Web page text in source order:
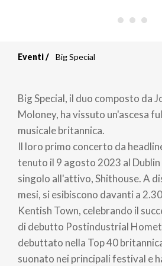
di
pane
Eventi Big Special
Big Special, il duo composto da
Moloney, ha vissuto un'ascesa
musicale britannica.
Il loro primo concerto da
tenuto il 9 agosto 2023 al Dublin
singolo all'attivo, Shithouse. A
mesi, si esibiscono davanti a
Kentish Town, celebrando il
di debutto Postindustrial
debuttato nella Top 40
suonato nei principali festival e